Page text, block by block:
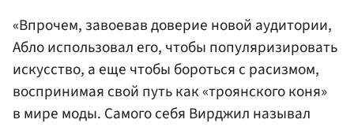
«Впрочем, завоевав доверие новой аудитории,
Абло использовал его, чтобы популяризировать
искусство, а еще чтобы бороться с расизмом,
воспринимая свой путь как «троянского коня»
в мире моды. Самого себя Вирджил называл